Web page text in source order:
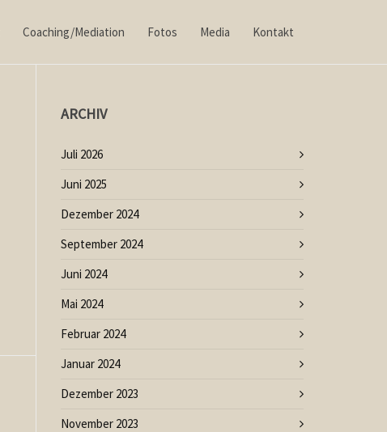
Coaching/Mediation Fotos Media Kontakt
ARCHIV
Juli 2026
Juni 2025
Dezember 2024
September 2024
Juni 2024
Mai 2024
Februar 2024
Januar 2024
Dezember 2023
November 2023